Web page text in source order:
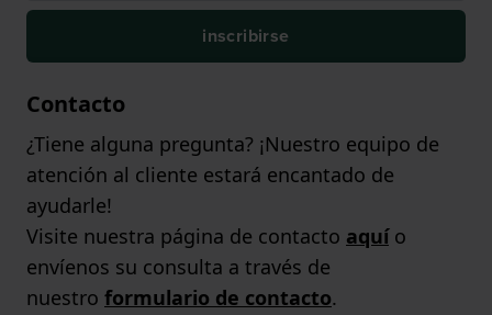
inscribirse
Contacto
¿Tiene alguna pregunta? ¡Nuestro equipo de
atención al cliente estará encantado de
ayudarle!
Visite nuestra página de contacto aquío
envíenos su consulta a través de
nuestro formulario de contacto.